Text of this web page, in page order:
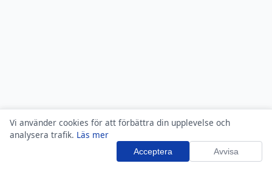
Vi använder cookies för att förbättra din upplevelse och
analysera trafik. Läs mer
Acceptera Avvisa